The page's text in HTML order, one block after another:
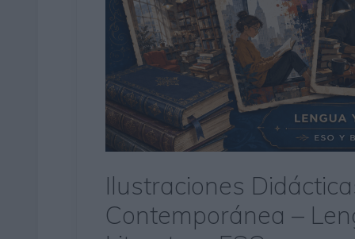
Ilustraciones
Contemporánea –